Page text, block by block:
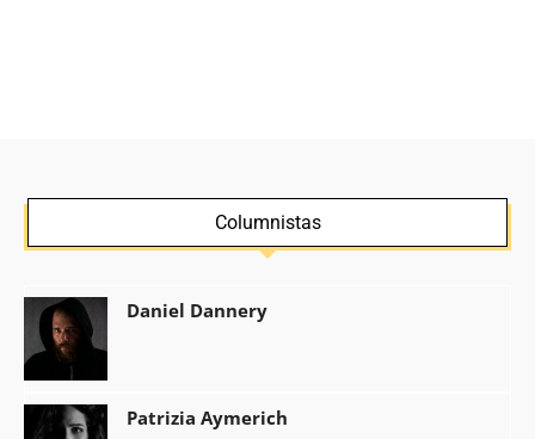
Columnistas
Daniel Dannery
Patrizia Aymerich